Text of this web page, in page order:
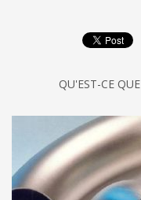
QU'EST-CE